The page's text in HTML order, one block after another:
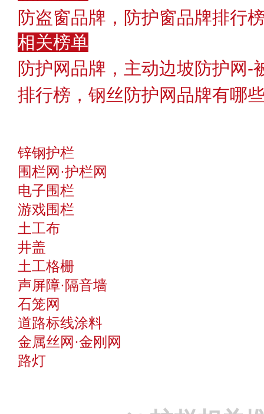
防盗窗品牌，防护窗品牌排行
相关榜单
防护网品牌，主动边坡防护网-
排行榜，钢丝防护网品牌有哪
锌钢护栏
围栏网·护栏网
电子围栏
游戏围栏
土工布
井盖
土工格栅
声屏障·隔音墙
石笼网
道路标线涂料
金属丝网·金刚网
路灯